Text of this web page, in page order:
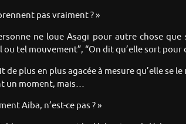
pas vraiment ? »
ne loue Asagi pour autre chose
ou tel mouvement”, “On dit qu’elle sort
de plus en plus agacée à mesure qu’elle
un moment, mais…
Aiba, n’est-ce pas ? »